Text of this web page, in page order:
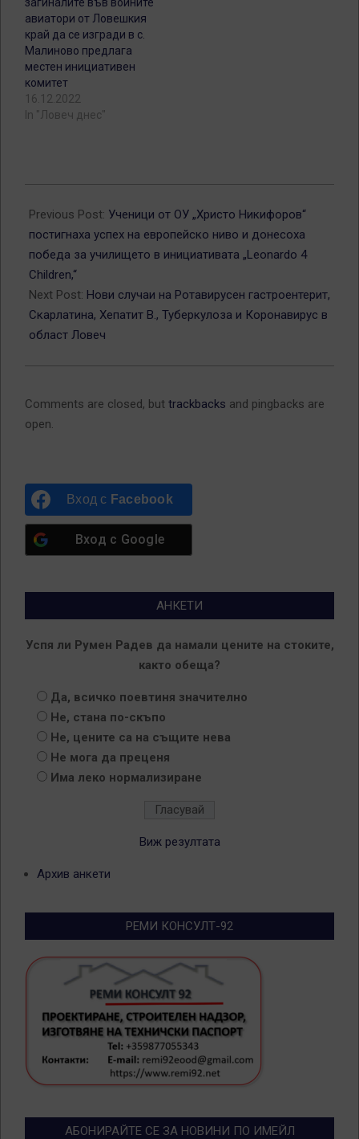
авиатори от Ловешкия
край да се изгради в с.
Малиново предлага
местен инициативен
комитет
16.12.2022
In "Ловеч днес"
10-
07
Previous Post: Ученици от ОУ „Христо Никифоров“
постигнаха успех на европейско ниво и донесоха
победа за училището в инициативата „Leonardo 4
Children,“
Next Post: Нови случаи на Ротавирусен гастроентерит,
Скарлатина, Хепатит B., Туберкулоза и Коронавирус в
област Ловеч
Comments are closed, but trackbacks and pingbacks are
open.
Вход с Facebook
Вход с Google
АНКЕТИ
Успя ли Румен Радев да намали цените на стоките,
както обеща?
Да, всичко поевтиня значително
Не, стана по-скъпо
Не, цените са на същите нева
Не мога да преценя
Има леко нормализиране
Виж резултата
Архив анкети
РЕМИ КОНСУЛТ-92
АБОНИРАЙТЕ СЕ ЗА НОВИНИ ПО ИМЕЙЛ